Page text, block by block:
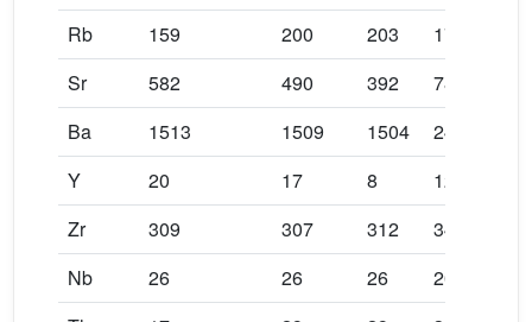
Rb
159 200 203 174
Sr
582 490 392 780
Ba
1513 1509 1504 2456
Y
20 17 8 12
Zr
309 307 312 348
Nb
26 26 26 20